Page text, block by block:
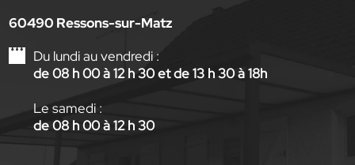
60490 Ressons-sur-Matz
Du lundi au vendredi :
de 08 h 00 à 12 h 30 et de 13 h 30 à 18h
Le samedi :
de 08 h 00 à 12 h 30